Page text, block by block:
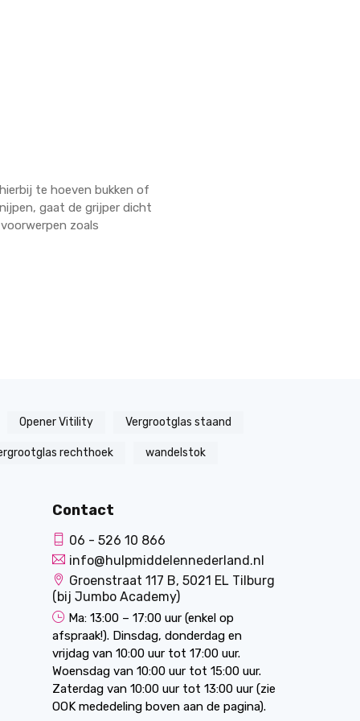
te hoeven bukken of
gaat de grijper dicht
zoals
Opener Vitility Vergrootglas staand
rechthoek wandelstok
Contact
06 - 526 10 866
info@hulpmiddelennederland.nl
Groenstraat 117 B, 5021 EL Tilburg
(bij Jumbo Academy)
Ma: 13:00 – 17:00 uur (enkel op
afspraak!). Dinsdag, donderdag en
vrijdag van 10:00 uur tot 17:00 uur.
Woensdag van 10:00 uur tot 15:00 uur.
Zaterdag van 10:00 uur tot 13:00 uur (zie
OOK mededeling boven aan de pagina).